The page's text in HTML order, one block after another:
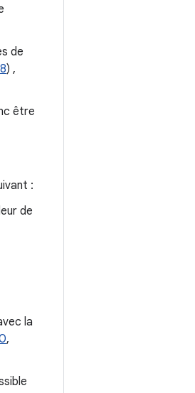
de
) ,
être
:
de
la
,